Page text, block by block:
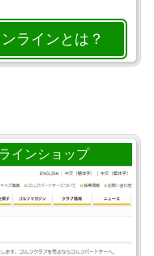
ラインとは？
インショップ